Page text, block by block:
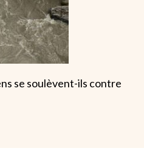
se soulèvent-ils contre